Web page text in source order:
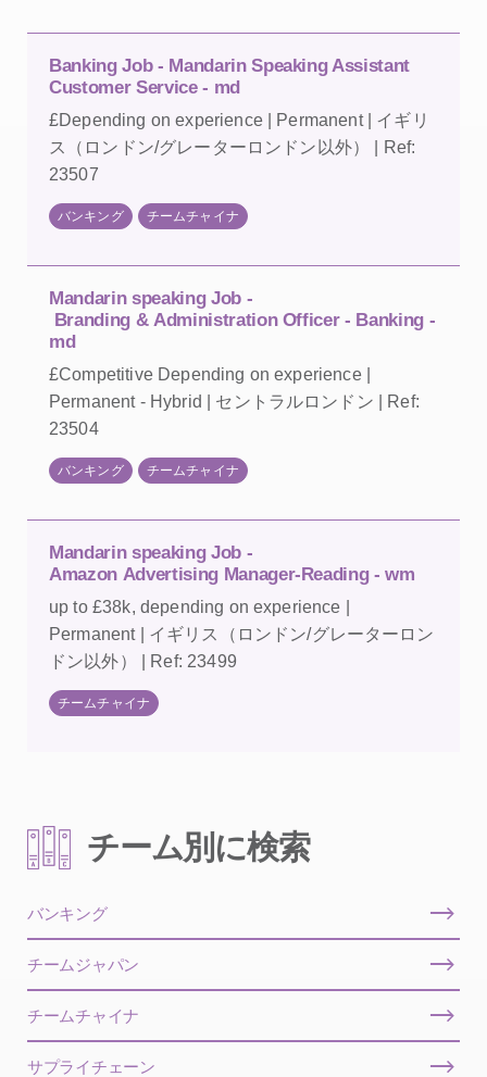
Banking Job - Mandarin Speaking Assistant
Customer Service - md
£Depending on experience | Permanent | イギリ
ス（ロンドン/グレーターロンドン以外） | Ref:
23507
バンキング チームチャイナ
Mandarin speaking Job -
Branding & Administration Officer - Banking -
md
£Competitive Depending on experience |
Permanent - Hybrid | セントラルロンドン | Ref:
23504
バンキング チームチャイナ
Mandarin speaking Job -
Amazon Advertising Manager-Reading - wm
up to £38k, depending on experience |
Permanent | イギリス（ロンドン/グレーターロン
ドン以外） | Ref: 23499
チームチャイナ
チーム別に検索
バンキング
チームジャパン
チームチャイナ
サプライチェーン